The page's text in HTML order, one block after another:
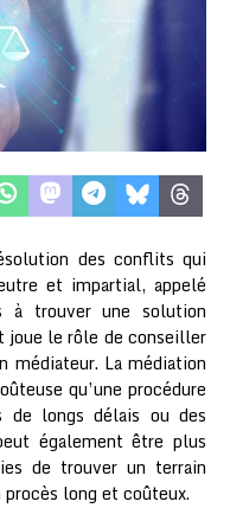
des conflits qui
et impartial, appelé
à trouver une solution
joue le rôle de conseiller
médiateur. La médiation
qu’une procédure
de longs délais ou des
également être plus
de trouver un terrain
procès long et coûteux.